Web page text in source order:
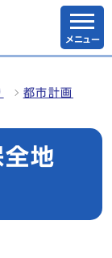
メニュー
都市計画
地